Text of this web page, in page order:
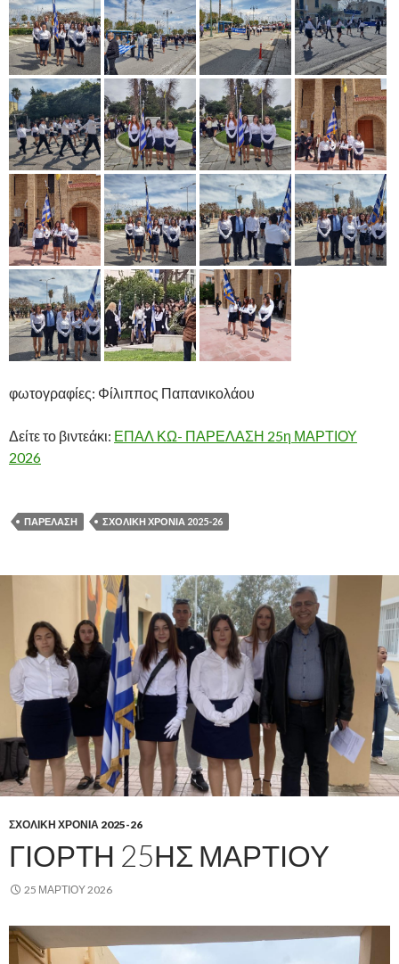
φωτογραφίες: Φίλιππος Παπανικολάου
Δείτε το βιντεάκι: ΕΠΑΛ ΚΩ- ΠΑΡΕΛΑΣΗ 25η ΜΑΡΤΙΟΥ
2026
ΠΑΡΈΛΑΣΗ ΣΧΟΛΙΚΗ ΧΡΟΝΙΑ 2025-26
ΣΧΟΛΙΚΗ ΧΡΟΝΙΑ 2025-26
ΓΙΟΡΤΉ 25ΗΣ ΜΑΡΤΊΟΥ
25 ΜΑΡΤΊΟΥ 2026